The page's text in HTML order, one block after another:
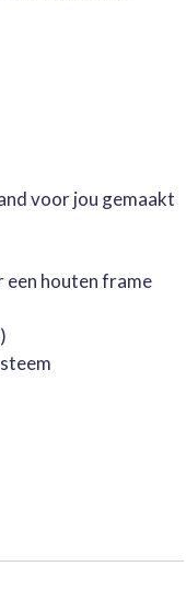
voor jou gemaakt
een houten frame